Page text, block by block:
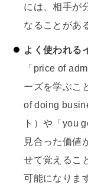
には、相手が
なることがあ
よく使われる
「price of
ーズを学ぶこ
of doing
ト）や「you
見合った価値
せて覚えるこ
可能になりま